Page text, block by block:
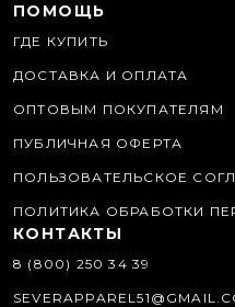
ПОМОЩЬ
ГДЕ КУПИТЬ
ДОСТАВКА И ОПЛАТА
ОПТОВЫМ ПОКУПАТЕЛЯМ
ПУБЛИЧНАЯ ОФЕРТА
ПОЛЬЗОВАТЕЛЬСКОЕ
ПОЛИТИКА ОБРАБОТКИ
КОНТАКТЫ
8 (800) 250 34 39